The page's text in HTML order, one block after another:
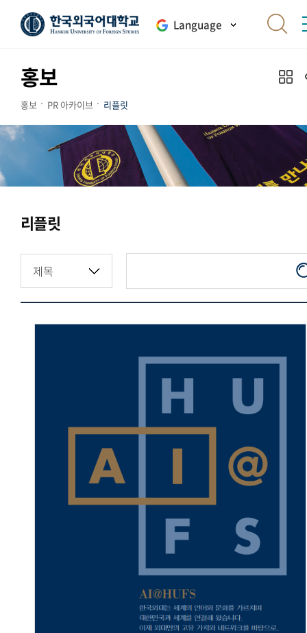
Language
홍보
홍보 PR 아카이브 리플릿
리플릿